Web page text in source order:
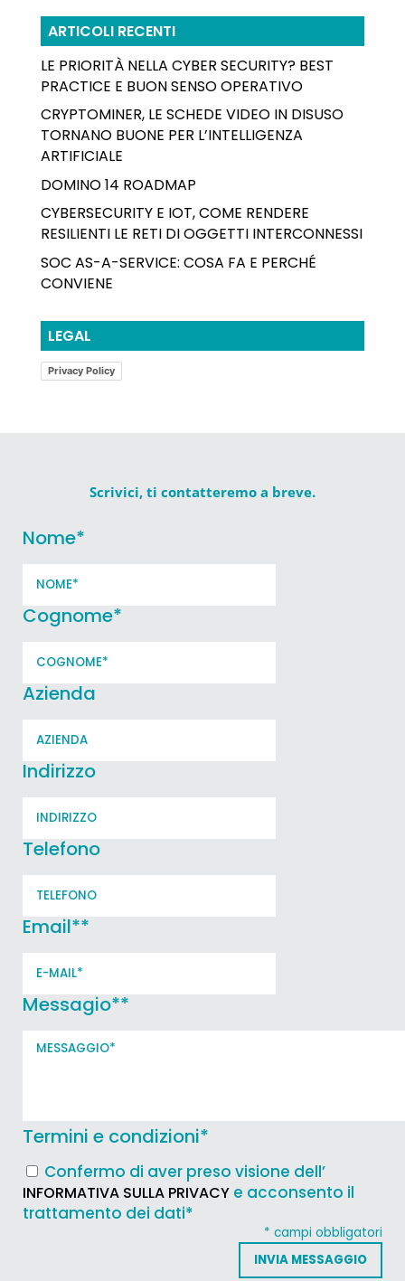
ARTICOLI RECENTI
LE PRIORITÀ NELLA CYBER SECURITY? BEST
PRACTICE E BUON SENSO OPERATIVO
CRYPTOMINER, LE SCHEDE VIDEO IN DISUSO
TORNANO BUONE PER L’INTELLIGENZA
ARTIFICIALE
DOMINO 14 ROADMAP
CYBERSECURITY E IOT, COME RENDERE
RESILIENTI LE RETI DI OGGETTI INTERCONNESSI
SOC AS-A-SERVICE: COSA FA E PERCHÉ
CONVIENE
LEGAL
Privacy Policy
Scrivici, ti contatteremo a breve.
Nome*
Cognome*
Azienda
Indirizzo
Telefono
Email**
Messagio**
Termini e condizioni*
Confermo di aver preso visione dell’
INFORMATIVA SULLA PRIVACY e acconsento il
trattamento dei dati*
* campi obbligatori